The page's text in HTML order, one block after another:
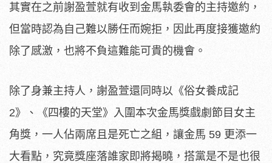
其實在之前謝盈萱就有收到金馬執委會的主持邀約，
但當時認為自己難以勝任而婉拒，因此再度接獲邀約
除了感激，也將不負這難能可貴的機會。
除了身兼主持人，謝盈萱還同時以《俗女養成記
2》、《四樓的天堂》入圍本次金馬獎戲劇節目女主
角獎，一人佔兩席且是死亡之組，讓金馬 59 更添一
大看點，究竟獎座落誰家即將揭曉，搭黨是不是也很